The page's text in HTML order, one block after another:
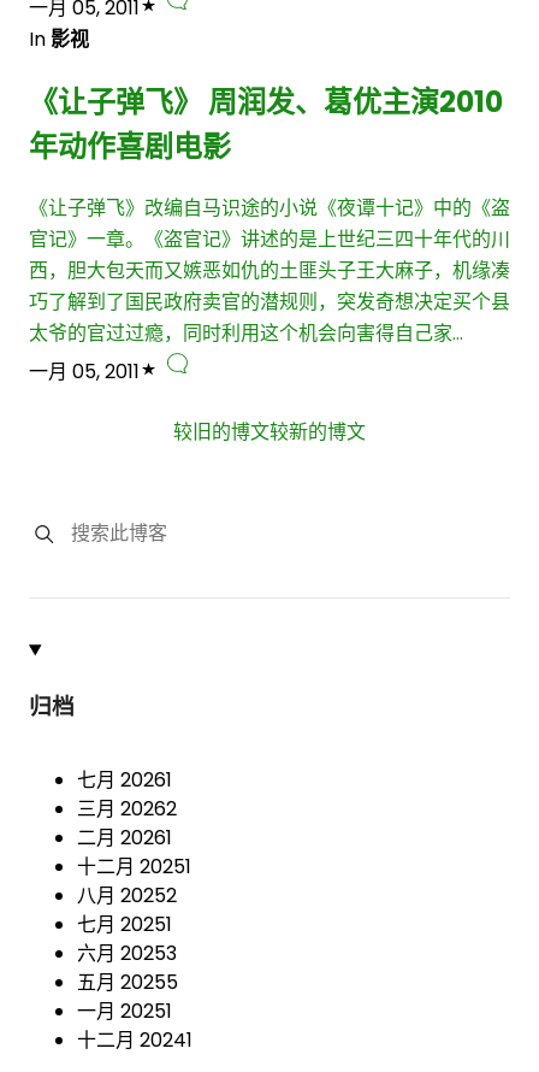
一月 05, 2011
In 影视
《让子弹飞》 周润发、葛优主演2010
年动作喜剧电影
《让子弹飞》改编自马识途的小说《夜谭十记》中的《盗
官记》一章。《盗官记》讲述的是上世纪三四十年代的川
西，胆大包天而又嫉恶如仇的土匪头子王大麻子，机缘凑
巧了解到了国民政府卖官的潜规则，突发奇想决定买个县
太爷的官过过瘾，同时利用这个机会向害得自己家…
一月 05, 2011
较旧的博文较新的博文
归档
七月 20261
三月 20262
二月 20261
十二月 20251
八月 20252
七月 20251
六月 20253
五月 20255
一月 20251
十二月 20241